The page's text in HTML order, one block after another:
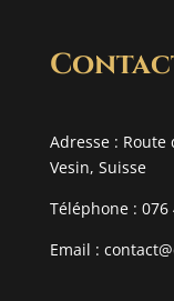
Adresse : Route
Vesin, Suisse
Téléphone : 076
Email :